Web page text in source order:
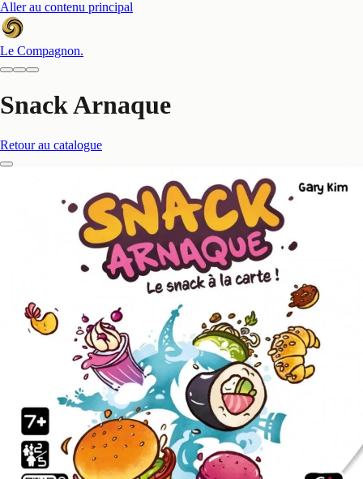
Aller au contenu principal
Le Compagnon.
Snack Arnaque
Retour au catalogue